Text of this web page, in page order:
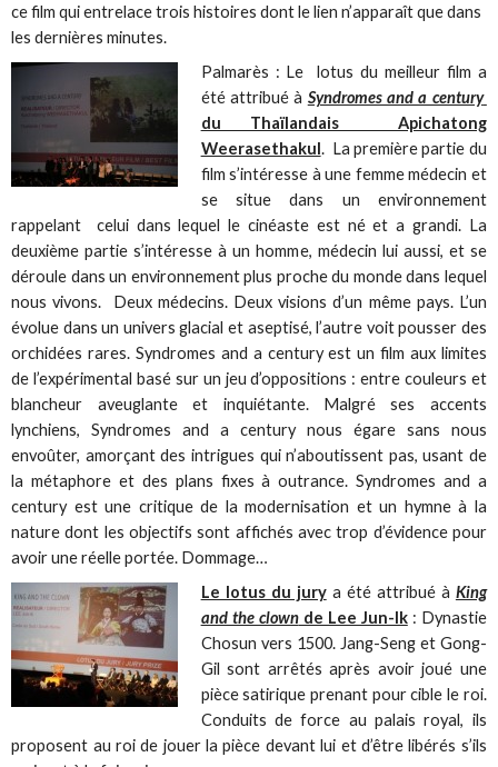
ce film qui entrelace trois histoires dont le lien n’apparaît que dans
les dernières minutes.
Palmarès : Le lotus du meilleur film a
été attribué à Syndromes and a century
du Thaïlandais Apichatong
Weerasethakul. La première partie du
film s’intéresse à une femme médecin et
se situe dans un environnement
rappelant celui dans lequel le cinéaste est né et a grandi. La
deuxième partie s’intéresse à un homme, médecin lui aussi, et se
déroule dans un environnement plus proche du monde dans lequel
nous vivons. Deux médecins. Deux visions d’un même pays. L’un
évolue dans un univers glacial et aseptisé, l’autre voit pousser des
orchidées rares. Syndromes and a century est un film aux limites
de l’expérimental basé sur un jeu d’oppositions : entre couleurs et
blancheur aveuglante et inquiétante. Malgré ses accents
lynchiens, Syndromes and a century nous égare sans nous
envoûter, amorçant des intrigues qui n’aboutissent pas, usant de
la métaphore et des plans fixes à outrance. Syndromes and a
century est une critique de la modernisation et un hymne à la
nature dont les objectifs sont affichés avec trop d’évidence pour
avoir une réelle portée. Dommage…
Le lotus du jurya été attribué à King
and the clownde Lee Jun-Ik: Dynastie
Chosun vers 1500. Jang-Seng et Gong-
Gil sont arrêtés après avoir joué une
pièce satirique prenant pour cible le roi.
Conduits de force au palais royal, ils
proposent au roi de jouer la pièce devant lui et d’être libérés s’ils